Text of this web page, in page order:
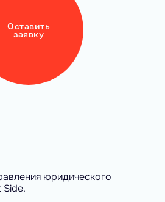
Оставить
заявку
юридического